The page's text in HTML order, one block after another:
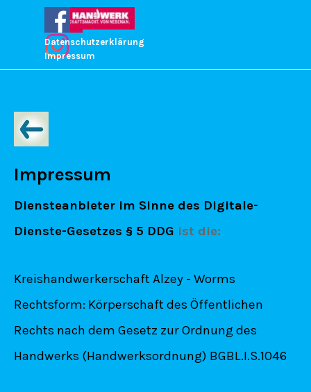
Direkt zum Seiteninhalt
Menü überspringen
Datenschutzerklärung
Impressum
Impressum
Diensteanbieter im Sinne des Digitale-
Dienste-Gesetzes § 5 DDG ist die:
Kreishandwerkerschaft Alzey - Worms
Rechtsform: Körperschaft des Öffentlichen
Rechts nach dem Gesetz zur Ordnung des
Handwerks (Handwerksordnung) BGBL.I.S.1046